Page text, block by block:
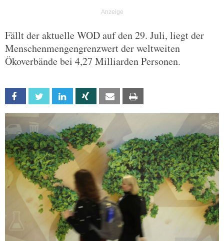
Fällt der aktuelle WOD auf den 29. Juli, liegt der
Menschenmengengrenzwert der weltweiten
Ökoverbände bei 4,27 Milliarden Personen.
Facebook Twitter Linkedin Xing Email